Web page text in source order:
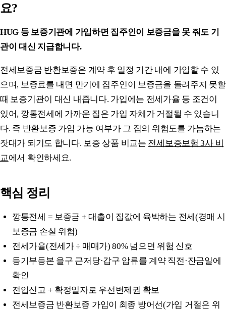
요?
HUG 등 보증기관에 가입하면 집주인이 보증금을 못 줘도 기
관이 대신 지급합니다.
전세보증금 반환보증은 계약 후 일정 기간 내에 가입할 수 있
으며, 보증료를 내면 만기에 집주인이 보증금을 돌려주지 못할
때 보증기관이 대신 내줍니다. 가입에는 전세가율 등 조건이
있어, 깡통전세에 가까운 집은 가입 자체가 거절될 수 있습니
다. 즉 반환보증 가입 가능 여부가 그 집의 위험도를 가늠하는
잣대가 되기도 합니다. 보증 상품 비교는 전세보증보험 3사 비
교에서 확인하세요.
핵심 정리
깡통전세 = 보증금 + 대출이 집값에 육박하는 전세(경매 시
보증금 손실 위험)
전세가율(전세가 ÷ 매매가) 80% 넘으면 위험 신호
등기부등본 을구 근저당·갑구 압류를 계약 직전·잔금일에
확인
전입신고 + 확정일자로 우선변제권 확보
전세보증금 반환보증 가입이 최종 방어선(가입 거절은 위